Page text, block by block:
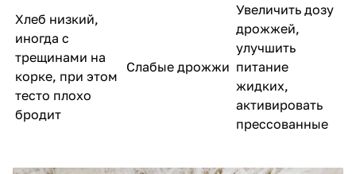
Хлеб низкий,
иногда с
трещинами на
корке, при этом
тесто плохо
бродит
Слабые дрожжи
Увеличить дозу
дрожжей,
улучшить
питание
жидких,
активировать
прессованные